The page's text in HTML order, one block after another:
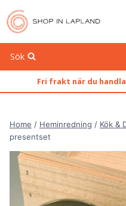
content
Sök
Fri frakt när du
Home / Heminredning / Kök &
presentset